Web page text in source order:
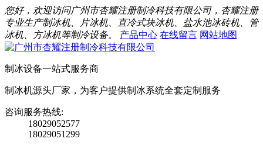
您好，欢迎访问广州市杏耀注册制冷科技有限公司，杏耀注册
专业生产制冰机、片冰机、直冷式块冰机、盐水池冰砖机、管
冰机、方冰机等制冷设备。
产品中心 在线留言 网站地图
制冰设备一站式服务商
制冰机源头厂家，为客户提供制冰系统全套定制服务
咨询服务热线:
18029052577
18029051299